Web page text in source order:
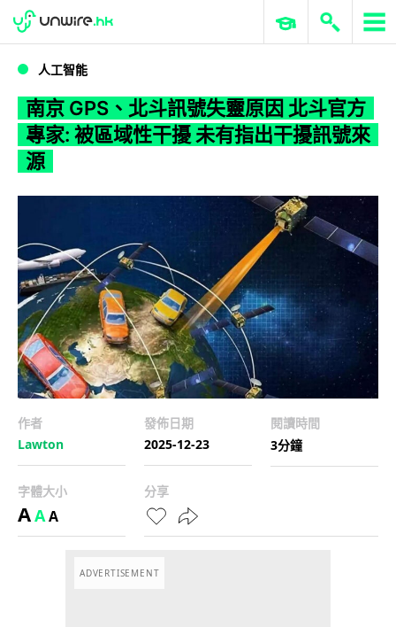
WWDC 2026 ERP 與商業 AI
人工智能
南京 GPS、北斗訊號失靈原因 北斗官方
專家: 被區域性干擾 未有指出干擾訊號來
源
作者
Lawton
發佈日期
2025-12-23
閱讀時間
3分鐘
字體大小
AAA
分享
ADVERTISEMENT